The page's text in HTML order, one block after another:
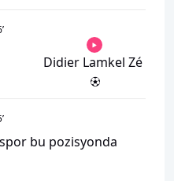
’
Didier Lamkel Zé
’
bu pozisyonda